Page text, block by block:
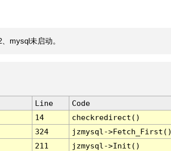
mysql未启动。
Line
Code
14
checkredirect()
324
jzmysql-
211
jzmysql->Init()